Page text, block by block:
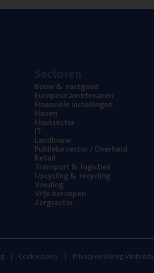
Bouw& vastgoed
Euro­pe­se ambtenaren
Finan­ci­ë­le instellingen
Haven
Hout­sec­tor
IT
Land­bouw
Publie­ke sec­tor / Overheid
Retail
Trans­port& logistiek
Upcy­cling& recycling
Voe­ding
Vrije beroe­pen
Zorg­sec­tor
Cookie policy Privacyverklaring Vanbreda